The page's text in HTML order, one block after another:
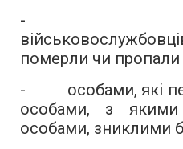
-
померли чи пропали
- особами, які
особами, з якими
особами, зниклими